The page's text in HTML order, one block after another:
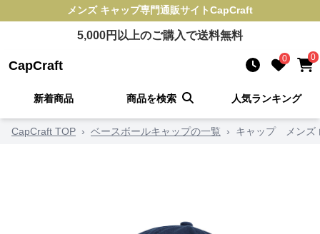
メンズ キャップ専門通販サイトCapCraft
5,000円以上のご購入で送料無料
CapCraft 0 0
新着商品 商品を検索 人気ランキング
CapCraft TOP › ベースボールキャップの一覧 › キャップ メンズ